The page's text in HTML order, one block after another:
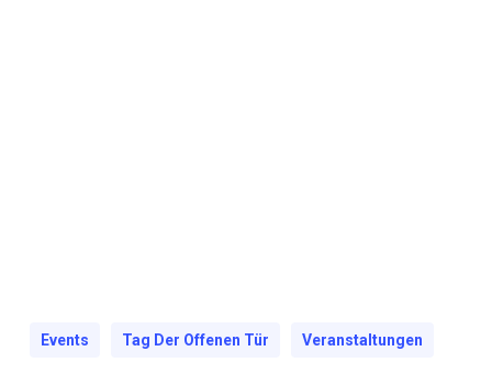
Events Tag Der Offenen Tür Veranstaltungen